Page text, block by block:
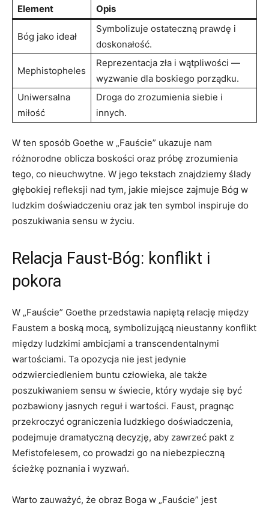
Element Opis
Bóg jako ideał
Symbolizuje ostateczną prawdę i
doskonałość.
Mephistopheles
Reprezentacja zła i wątpliwości —
wyzwanie dla boskiego porządku.
Uniwersalna
miłość
Droga do zrozumienia siebie i
innych.
W ten sposób Goethe w „Fauście” ukazuje nam
różnorodne oblicza boskości oraz próbę zrozumienia
tego, co nieuchwytne. W jego tekstach znajdziemy ślady
głębokiej refleksji nad tym, jakie miejsce zajmuje Bóg w
ludzkim doświadczeniu oraz jak ten symbol inspiruje do
poszukiwania sensu w życiu.
Relacja Faust-Bóg: konflikt i
pokora
W „Fauście” Goethe przedstawia napiętą relację między
Faustem a boską mocą, symbolizującą nieustanny konflikt
między ludzkimi ambicjami a transcendentalnymi
wartościami. Ta opozycja nie jest jedynie
odzwierciedleniem buntu człowieka, ale także
poszukiwaniem sensu w świecie, który wydaje się być
pozbawiony jasnych reguł i wartości. Faust, pragnąc
przekroczyć ograniczenia ludzkiego doświadczenia,
podejmuje dramatyczną decyzję, aby zawrzeć pakt z
Mefistofelesem, co prowadzi go na niebezpieczną
ścieżkę poznania i wyzwań.
Warto zauważyć, że obraz Boga w „Fauście” jest